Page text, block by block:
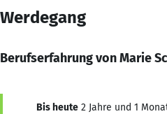
Werdegang
Berufserfahrung von Marie
Bis heute 2 Jahre und 1